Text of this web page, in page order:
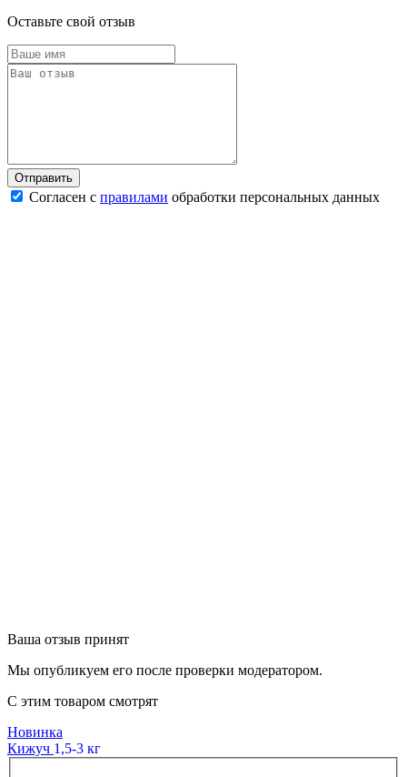
Оставьте свой отзыв
Согласен с правилами обработки персональных данных
Ваша отзыв принят
Мы опубликуем его после проверки модератором.
С этим товаром смотрят
Новинка
Кижуч 1,5-3 кг